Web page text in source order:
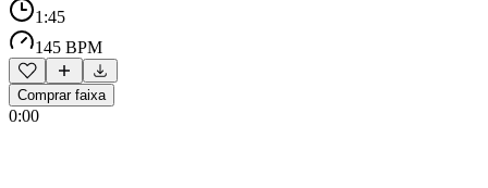
1:45
145 BPM
Comprar faixa
0:00